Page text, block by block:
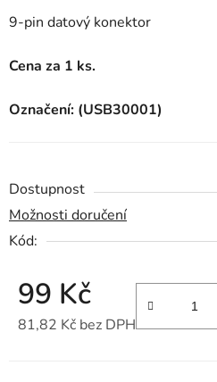
9-pin datový konektor
Cena za 1 ks.
Označení: (USB30001)
Dostupnost
Možnosti doručení
Kód:
99 Kč
81,82 Kč bez DPH